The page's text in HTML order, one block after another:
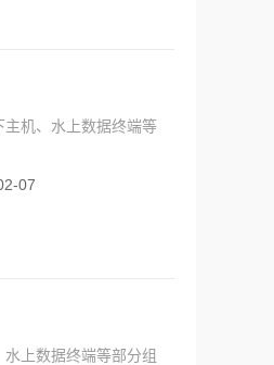
机、水上数据终端等
07
上数据终端等部分组